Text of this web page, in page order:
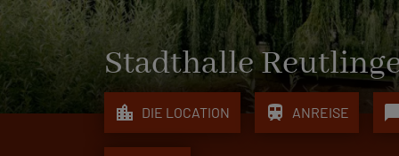
Stadthalle
location_city DIE LOCATION train ANREISE